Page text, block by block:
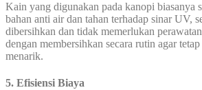
Kain yang digunakan pada kanopi biasanya
bahan anti air dan tahan terhadap sinar UV,
dibersihkan dan tidak memerlukan
dengan membersihkan secara rutin agar
menarik.
5. Efisiensi Biaya